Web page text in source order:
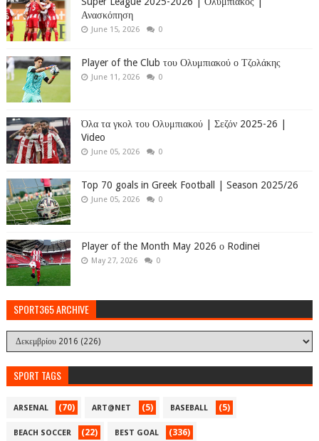
Ανασκόπηση
June 15, 2026 0
Player of the Club του Ολυμπιακού ο Τζολάκης
June 11, 2026 0
Όλα τα γκολ του Ολυμπιακού | Σεζόν 2025-26 |
Video
June 05, 2026 0
Top 70 goals in Greek Football | Season 2025/26
June 05, 2026 0
Player of the Month May 2026 ο Rodinei
May 27, 2026 0
SPORT365 ARCHIVE
SPORT TAGS
ARSENAL (70) ART@NET (5) BASEBALL (5)
BEACH SOCCER (22) BEST GOAL (336)